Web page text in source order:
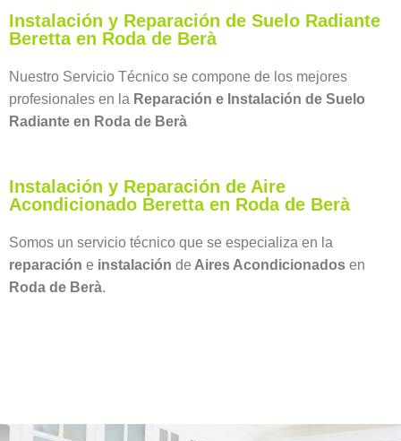
Instalación y Reparación de Suelo Radiante
Beretta en Roda de Berà
Nuestro Servicio Técnico se compone de los mejores
profesionales en la Reparación e Instalación de Suelo
Radiante en Roda de Berà
Instalación y Reparación de Aire
Acondicionado Beretta en Roda de Berà
Somos un servicio técnico que se especializa en la
reparación e instalación de Aires Acondicionados en
Roda de Berà.